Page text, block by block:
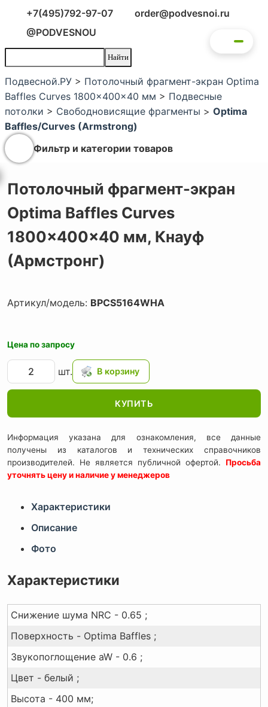
+7(495)792-97-07
order@podvesnoi.ru
@PODVESNOU
Подвесной.РУ > Потолочный фрагмент-экран Optima
Baffles Curves 1800x400x40 мм > Подвесные
потолки > Свободновисящие фрагменты > Optima
Baffles/Curves (Armstrong)
Фильтр и категории товаров
Потолочный фрагмент-экран
Optima Baffles Curves
1800x400x40 мм, Кнауф
(Армстронг)
Артикул/модель: BPCS5164WHA
Цена по запросу
шт.
КУПИТЬ
Информация указана для ознакомления, все данные
получены из каталогов и технических справочников
производителей. Не является публичной офертой. Просьба
уточнять цену и наличие у менеджеров
Характеристики
Описание
Фото
Характеристики
Снижение шума NRC - 0.65 ;
Поверхность - Optima Baffles ;
Звукопоглощение aW - 0.6 ;
Цвет - белый ;
Высота - 400 мм;